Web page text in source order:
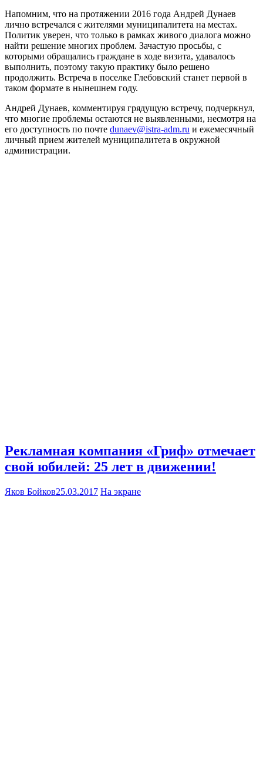
Напомним, что на протяжении 2016 года Андрей Дунаев
лично встречался с жителями муниципалитета на местах.
Политик уверен, что только в рамках живого диалога можно
найти решение многих проблем. Зачастую просьбы, с
которыми обращались граждане в ходе визита, удавалось
выполнить, поэтому такую практику было решено
продолжить. Встреча в поселке Глебовский станет первой в
таком формате в нынешнем году.
Андрей Дунаев, комментируя грядущую встречу, подчеркнул,
что многие проблемы остаются не выявленными, несмотря на
его доступность по почте dunaev@istra-adm.ru и ежемесячный
личный прием жителей муниципалитета в окружной
администрации.
Рекламная компания «Гриф» отмечает
свой юбилей: 25 лет в движении!
Яков Бойков25.03.2017 На экране